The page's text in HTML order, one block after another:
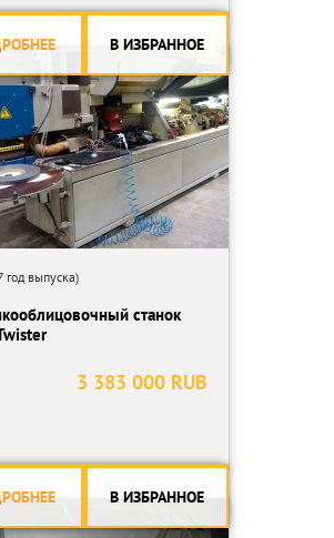
В ИЗБРАННОЕ
год выпуска)
станок
3 383 000 RUB
В ИЗБРАННОЕ